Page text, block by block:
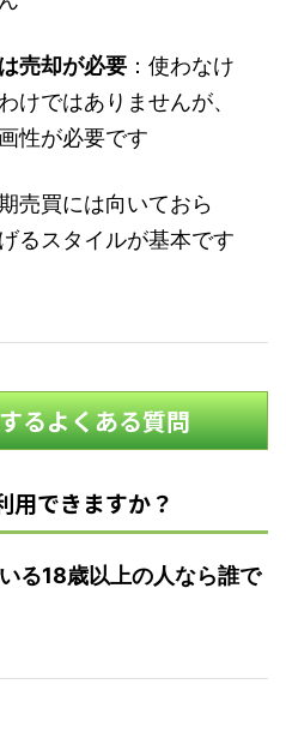
売却が必要 ：使わなけ
けではありませんが、
性が必要です
期売買には向いておら
るスタイルが基本です
るよくある質問
用できますか？
る18歳以上の人なら誰で